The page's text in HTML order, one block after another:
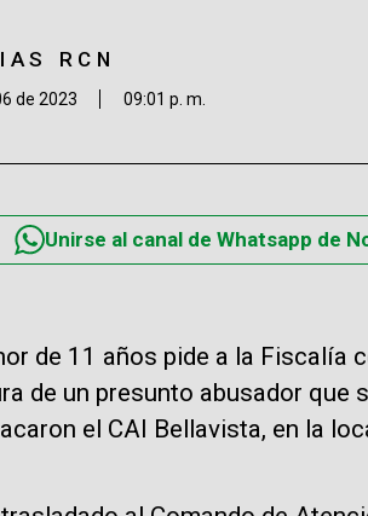
RCN
de 2023 09:01 p. m.
Unirse al canal de Whatsapp de
de 11 años pide a la Fiscalía
de un presunto abusador que
el CAI Bellavista, en la